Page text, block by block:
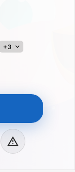
为重点，并被介绍
适合喜爱搞笑儿童
+3